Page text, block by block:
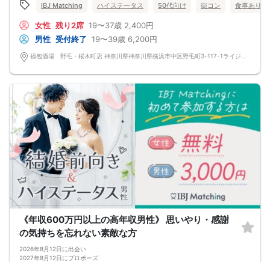
＆hellip＆＆そんな距離感で出会えます
大人数でも偏りが出にくく
参加者全員とお話しいただけます。
「まずは雰囲気を見てみたい」
IBJ Matching ハイステータス 50代向け 街コン 食事あり
女性 残り2席 19〜37歳 2,400円
男性 受付終了 19〜39歳 6,200円
福包酒場 野毛・桜木町店 神奈川県神奈川県横浜市中区野毛町3-117-1ライジングプレイス桜木町二番館 2F
《年収600万円以上の高年収男性》 思いやり・感謝
の気持ちを忘れない素敵な方
2026年8月12日に出会い
2027年8月12日にプロポーズ